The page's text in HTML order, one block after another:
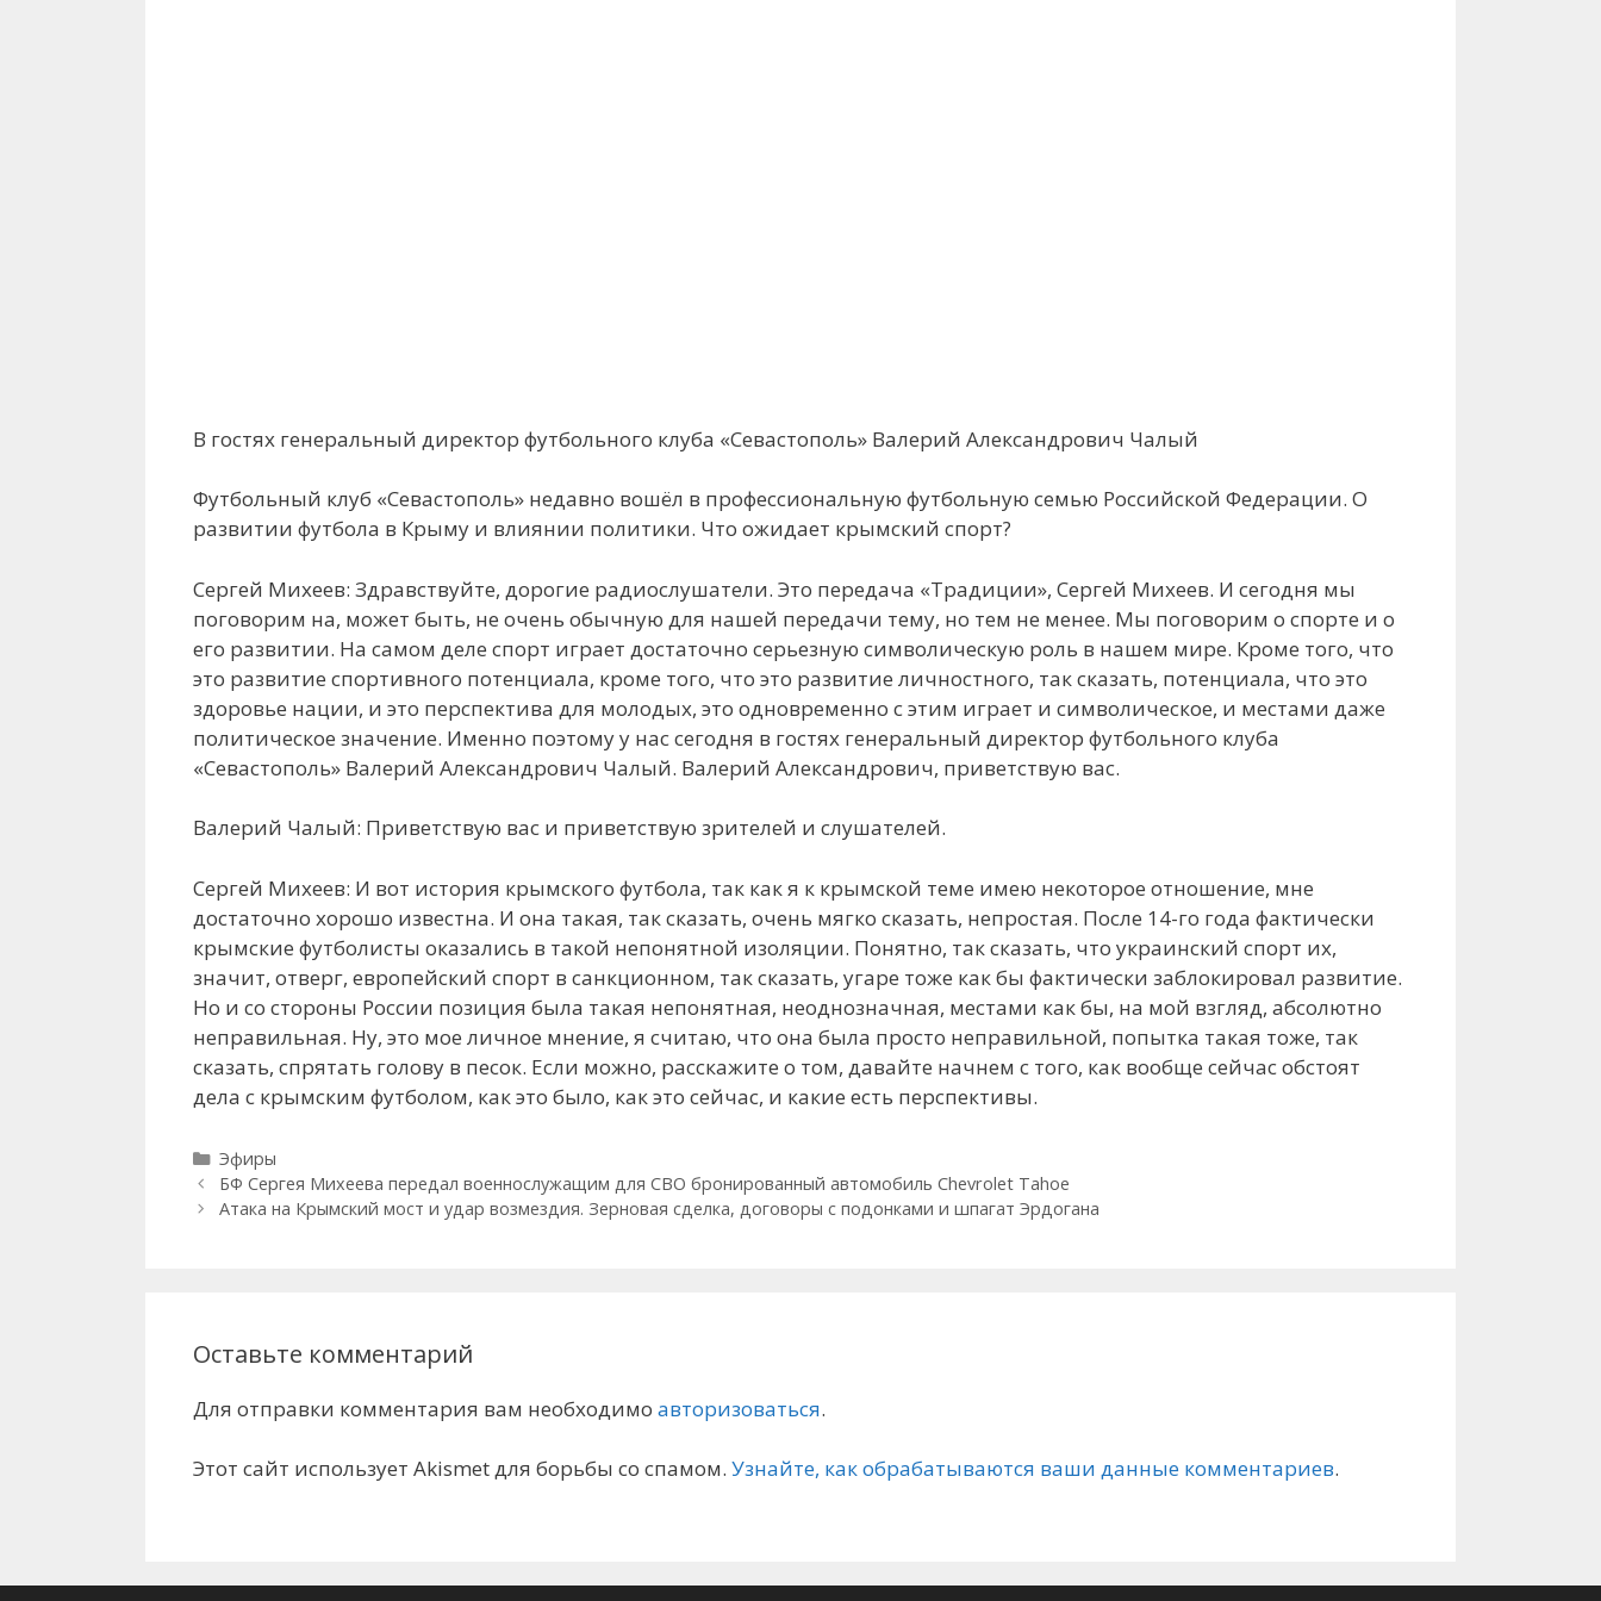
В гостях генеральный директор футбольного клуба «Севастополь» Валерий Александрович Чалый
Футбольный клуб «Севастополь» недавно вошёл в профессиональную футбольную семью Российской Федерации. О
развитии футбола в Крыму и влиянии политики. Что ожидает крымский спорт?
Сергей Михеев: Здравствуйте, дорогие радиослушатели. Это передача «Традиции», Сергей Михеев. И сегодня мы
поговорим на, может быть, не очень обычную для нашей передачи тему, но тем не менее. Мы поговорим о спорте и о
его развитии. На самом деле спорт играет достаточно серьезную символическую роль в нашем мире. Кроме того, что
это развитие спортивного потенциала, кроме того, что это развитие личностного, так сказать, потенциала, что это
здоровье нации, и это перспектива для молодых, это одновременно с этим играет и символическое, и местами даже
политическое значение. Именно поэтому у нас сегодня в гостях генеральный директор футбольного клуба
«Севастополь» Валерий Александрович Чалый. Валерий Александрович, приветствую вас.
Валерий Чалый: Приветствую вас и приветствую зрителей и слушателей.
Сергей Михеев: И вот история крымского футбола, так как я к крымской теме имею некоторое отношение, мне
достаточно хорошо известна. И она такая, так сказать, очень мягко сказать, непростая. После 14-го года фактически
крымские футболисты оказались в такой непонятной изоляции. Понятно, так сказать, что украинский спорт их,
значит, отверг, европейский спорт в санкционном, так сказать, угаре тоже как бы фактически заблокировал развитие.
Но и со стороны России позиция была такая непонятная, неоднозначная, местами как бы, на мой взгляд, абсолютно
неправильная. Ну, это мое личное мнение, я считаю, что она была просто неправильной, попытка такая тоже, так
сказать, спрятать голову в песок. Если можно, расскажите о том, давайте начнем с того, как вообще сейчас обстоят
дела с крымским футболом, как это было, как это сейчас, и какие есть перспективы.
Рубрики
Эфиры
БФ Сергея Михеева передал военнослужащим для СВО бронированный автомобиль Chevrolet Tahoe
Атака на Крымский мост и удар возмездия. Зерновая сделка, договоры с подонками и шпагат Эрдогана
Оставьте комментарий
Для отправки комментария вам необходимо авторизоваться.
Этот сайт использует Akismet для борьбы со спамом. Узнайте, как обрабатываются ваши данные комментариев.